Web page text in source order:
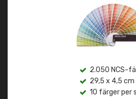
2.050 NCS-
29,5 x 4,5 cm
10 färger per